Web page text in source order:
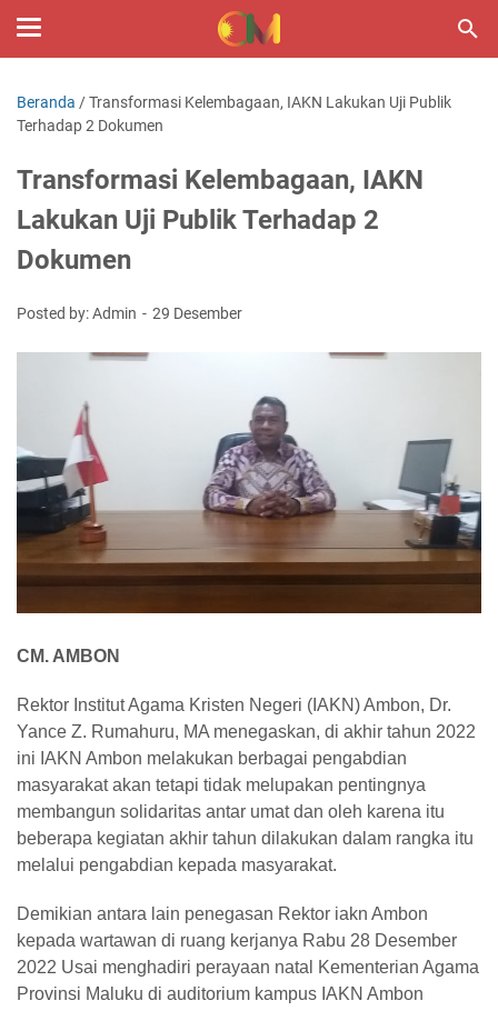
Beranda /Transformasi Kelembagaan, IAKN Lakukan Uji Publik
Terhadap 2 Dokumen
Transformasi Kelembagaan, IAKN
Lakukan Uji Publik Terhadap 2
Dokumen
Posted by: Admin 29 Desember
CM. AMBON
Rektor Institut Agama Kristen Negeri (IAKN) Ambon, Dr.
Yance Z. Rumahuru, MA menegaskan, di akhir tahun 2022
ini IAKN Ambon melakukan berbagai pengabdian
masyarakat akan tetapi tidak melupakan pentingnya
membangun solidaritas antar umat dan oleh karena itu
beberapa kegiatan akhir tahun dilakukan dalam rangka itu
melalui pengabdian kepada masyarakat.
Demikian antara lain penegasan Rektor iakn Ambon
kepada wartawan di ruang kerjanya Rabu 28 Desember
2022 Usai menghadiri perayaan natal Kementerian Agama
Provinsi Maluku di auditorium kampus IAKN Ambon